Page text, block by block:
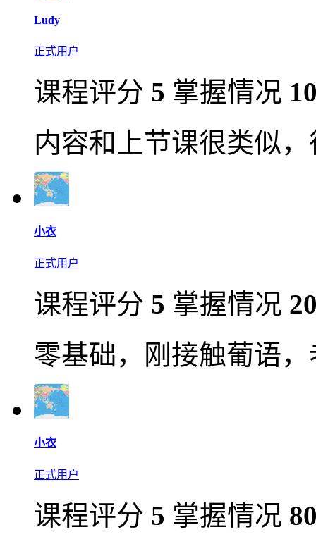
Ludy
正式用户
课程评分 5 掌握情况
内容和上节课很类似
小衣
正式用户
课程评分 5 掌握情况
零基础，刚接触葡语
小衣
正式用户
课程评分 5 掌握情况